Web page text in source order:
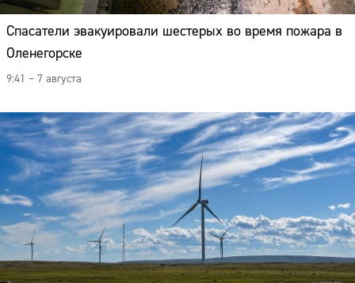
Спасатели эвакуировали шестерых во время пожара в
Оленегорске
9:41 – 7 августа